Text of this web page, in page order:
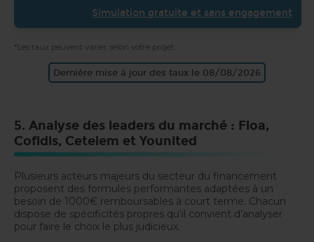
Simulation gratuite et sans engagement
*Les taux peuvent varier selon votre projet.
Dernière mise à jour des taux le 08/08/2026
5. Analyse des leaders du marché : Floa,
Cofidis, Cetelem et Younited
Plusieurs acteurs majeurs du secteur du financement
proposent des formules performantes adaptées à un
besoin de 1000€ remboursables à court terme. Chacun
dispose de spécificités propres qu'il convient d'analyser
pour faire le choix le plus judicieux.